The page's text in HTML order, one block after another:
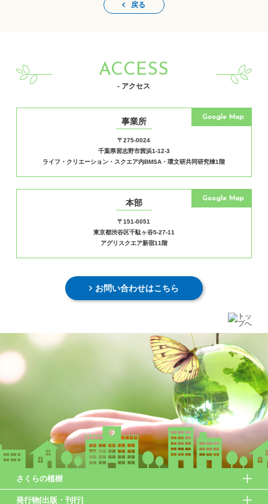
戻る
ACCESS
- アクセス
事業所
〒275-0024
千葉県習志野市茜浜1-12-3
ライフ・クリエーション・スクエア内BMSA・環文研共同研究棟1階
Google Map
本部
〒151-0051
東京都渋谷区千駄ヶ谷5-27-11
アグリスクエア新宿11階
Google Map
お問い合わせはこちら
さくらの植樹
発行物[出版・刊行]